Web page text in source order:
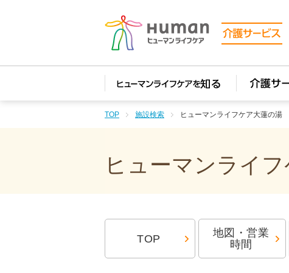
TOP 施設検索 ヒューマンライフケア大蓮の湯
ヒューマンライ
TOP
地図・営業
時間